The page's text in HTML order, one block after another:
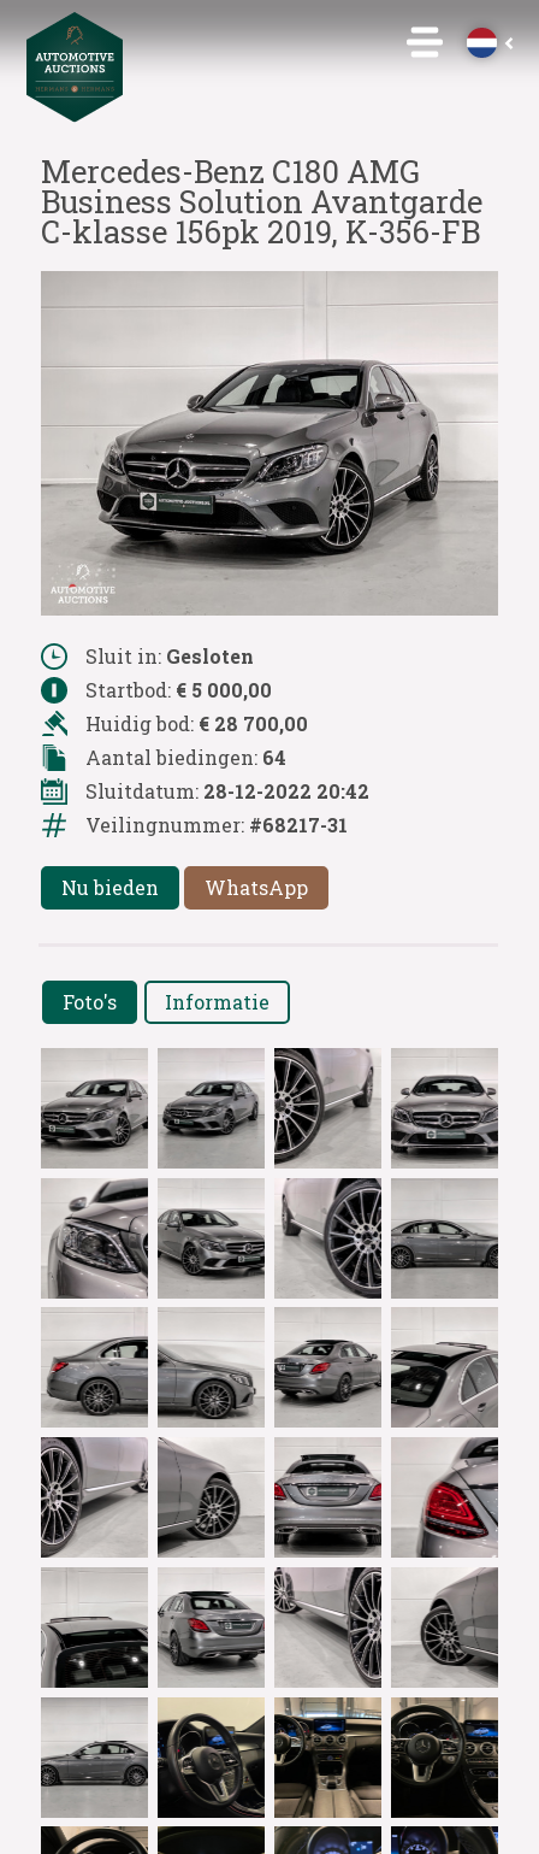
Mercedes-Benz C180 AMG
Business Solution Avantgarde
C-klasse 156pk 2019, K-356-FB
Sluit in: Gesloten
Startbod: € 5 000,00
Huidig bod: € 28 700,00
Aantal biedingen: 64
Sluitdatum: 28-12-2022 20:42
Veilingnummer: #68217-31
Nu bieden WhatsApp
Foto's Informatie